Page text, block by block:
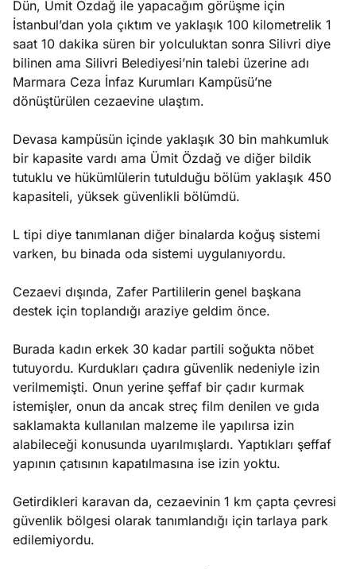
Dün, Ümit Özdağ ile yapacağım görüşme için
İstanbul’dan yola çıktım ve yaklaşık 100 kilometrelik 1
saat 10 dakika süren bir yolculuktan sonra Silivri diye
bilinen ama Silivri Belediyesi’nin talebi üzerine adı
Marmara Ceza İnfaz Kurumları Kampüsü’ne
dönüştürülen cezaevine ulaştım.
Devasa kampüsün içinde yaklaşık 30 bin mahkumluk
bir kapasite vardı ama Ümit Özdağ ve diğer bildik
tutuklu ve hükümlülerin tutulduğu bölüm yaklaşık 450
kapasiteli, yüksek güvenlikli bölümdü.
L tipi diye tanımlanan diğer binalarda koğuş sistemi
varken, bu binada oda sistemi uygulanıyordu.
Cezaevi dışında, Zafer Partililerin genel başkana
destek için toplandığı araziye geldim önce.
Burada kadın erkek 30 kadar partili soğukta nöbet
tutuyordu. Kurdukları çadıra güvenlik nedeniyle izin
verilmemişti. Onun yerine şeffaf bir çadır kurmak
istemişler, onun da ancak streç film denilen ve gıda
saklamakta kullanılan malzeme ile yapılırsa izin
alabileceği konusunda uyarılmışlardı. Yaptıkları şeffaf
yapının çatısının kapatılmasına ise izin yoktu.
Getirdikleri karavan da, cezaevinin 1 km çapta çevresi
güvenlik bölgesi olarak tanımlandığı için tarlaya park
edilemiyordu.